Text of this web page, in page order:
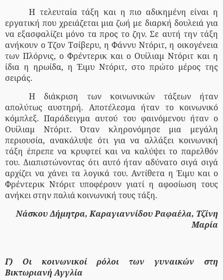
Η τελευταία τάξη και η πιο αδικημένη είναι η
εργατική που χρειάζεται μια ζωή με διαρκή δουλειά για
να εξασφαλίζει μόνο τα προς το ζην. Σε αυτή την τάξη
ανήκουν ο Τζον Τσίβερυ, η Φάννυ Ντόριτ, η οικογένεια
των Πλόρνις, ο Φρέντερικ και ο Ουίλιαμ Ντόριτ και η
ίδια η ηρωίδα, η Έιμυ Ντόριτ, στο πρώτο μέρος της
σειράς.
Η διάκριση των κοινωνικών τάξεων ήταν
απολύτως αυστηρή. Αποτέλεσμα ήταν το κοινωνικό
κόμπλεξ. Παράδειγμα αυτού του φαινόμενου ήταν ο
Ουίλιαμ Ντόριτ. Όταν κληρονόμησε μια μεγάλη
περιουσία, ανακάλυψε ότι για να αλλάξει κοινωνική
τάξη έπρεπε να κρυφτεί και να καλύψει το παρελθόν
του. Διαπιστώνοντας ότι αυτό ήταν αδύνατο σιγά σιγά
αρχίζει να χάνει τα λογικά του. Αντίθετα η Έιμυ και ο
Φρέντερικ Ντόριτ υποφέρουν γιατί η αφοσίωση τους
ανήκει στην παλιά κοινωνική τους τάξη.
Νάσκου Δήμητρα, Καραγιαννίδου Ραφαέλα, Τζίνη
Μαρία
Γ) Οι κοινωνικοί ρόλοι των γυναικών στη
Βικτωριανή Αγγλία